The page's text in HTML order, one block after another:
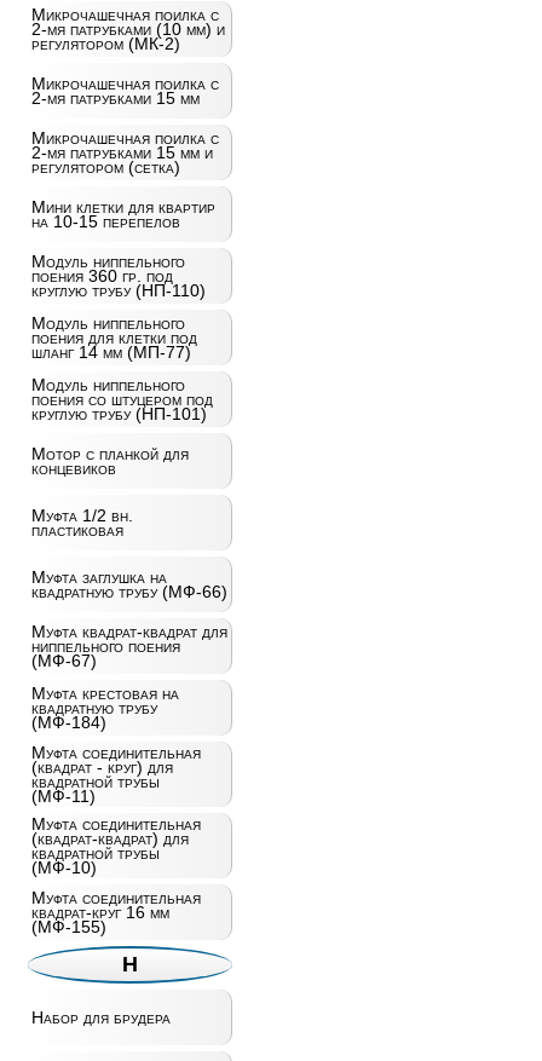
Микрочашечная поилка с
2-мя патрубками (10 мм) и
регулятором (МК-2)
Микрочашечная поилка с
2-мя патрубками 15 мм
Микрочашечная поилка с
2-мя патрубками 15 мм и
регулятором (сетка)
Мини клетки для квартир
на 10-15 перепелов
Модуль ниппельного
поения 360 гр. под
круглую трубу (НП-110)
Модуль ниппельного
поения для клетки под
шланг 14 мм (МП-77)
Модуль ниппельного
поения со штуцером под
круглую трубу (НП-101)
Мотор с планкой для
концевиков
Муфта 1/2 вн.
пластиковая
Муфта заглушка на
квадратную трубу (МФ-66)
Муфта квадрат-квадрат для
ниппельного поения
(МФ-67)
Муфта крестовая на
квадратную трубу
(МФ-184)
Муфта соединительная
(квадрат - круг) для
квадратной трубы
(МФ-11)
Муфта соединительная
(квадрат-квадрат) для
квадратной трубы
(МФ-10)
Муфта соединительная
квадрат-круг 16 мм
(МФ-155)
Н
Набор для брудера